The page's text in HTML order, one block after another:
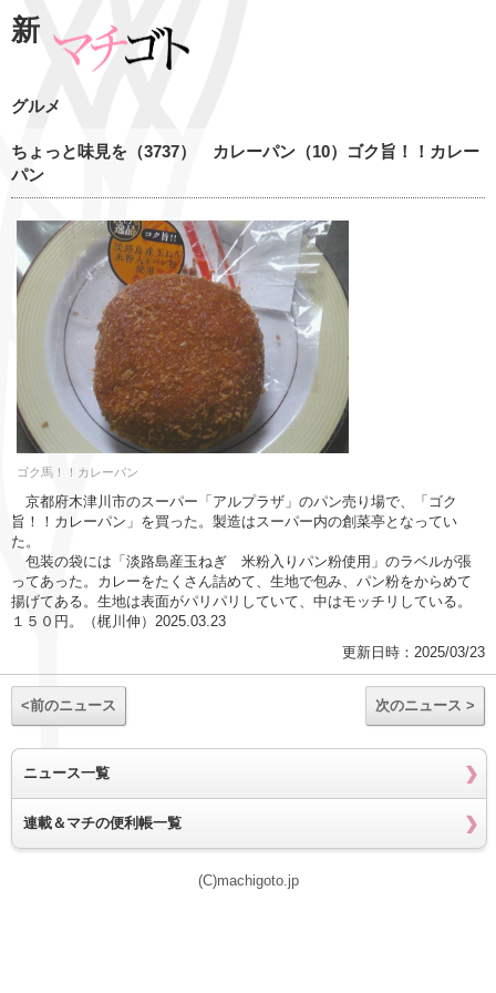
新
グルメ
ちょっと味見を（3737） カレーパン（10）ゴク旨！！カレー
パン
ゴク馬！！カレーパン
京都府木津川市のスーパー「アルプラザ」のパン売り場で、「ゴク
旨！！カレーパン」を買った。製造はスーパー内の創菜亭となってい
た。
包装の袋には「淡路島産玉ねぎ 米粉入りパン粉使用」のラベルが張
ってあった。カレーをたくさん詰めて、生地で包み、パン粉をからめて
揚げてある。生地は表面がパリパリしていて、中はモッチリしている。
１５０円。（梶川伸）2025.03.23
更新日時：2025/03/23
<前のニュース 次のニュース >
ニュース一覧
連載＆マチの便利帳一覧
(C)machigoto.jp